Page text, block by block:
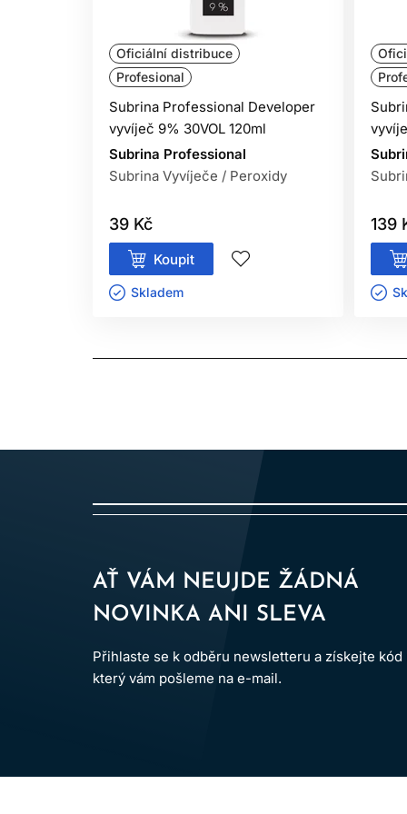
Oficiální distribuce
Profesional
Subrina Professional Developer
vyvíječ 9% 30VOL 120ml
Subrina Professional
Subrina Vyvíječe / Peroxidy
39 Kč
Koupit
Skladem ㅤ
139
AŤ VÁM NEUJDE ŽÁDNÁ
NOVINKA ANI SLEVA
Přihlaste se k odběru newsletteru a získejte kód
který vám pošleme na e-mail.